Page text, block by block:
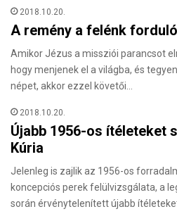
2018.10.20.
A remény a felénk
Amikor Jézus a missziói parancsot
hogy menjenek el a világba, és
népet, akkor ezzel követői…
2018.10.20.
Újabb 1956-os ítéleteket
Kúria
Jelenleg is zajlik az 1956-os
koncepciós perek felülvizsgálata, a
során érvénytelenített újabb